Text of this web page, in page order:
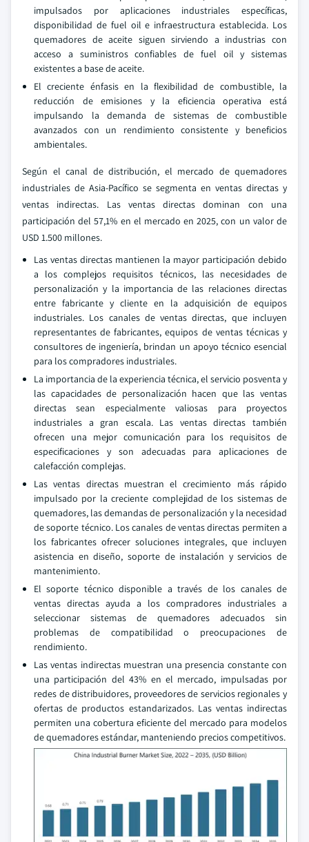
impulsados por aplicaciones industriales específicas,
disponibilidad de fuel oil e infraestructura establecida. Los
quemadores de aceite siguen sirviendo a industrias con
acceso a suministros confiables de fuel oil y sistemas
existentes a base de aceite.
El creciente énfasis en la flexibilidad de combustible, la
reducción de emisiones y la eficiencia operativa está
impulsando la demanda de sistemas de combustible
avanzados con un rendimiento consistente y beneficios
ambientales.
Según el canal de distribución, el mercado de quemadores
industriales de Asia-Pacífico se segmenta en ventas directas y
ventas indirectas. Las ventas directas dominan con una
participación del 57,1% en el mercado en 2025, con un valor de
USD 1.500 millones.
Las ventas directas mantienen la mayor participación debido
a los complejos requisitos técnicos, las necesidades de
personalización y la importancia de las relaciones directas
entre fabricante y cliente en la adquisición de equipos
industriales. Los canales de ventas directas, que incluyen
representantes de fabricantes, equipos de ventas técnicas y
consultores de ingeniería, brindan un apoyo técnico esencial
para los compradores industriales.
La importancia de la experiencia técnica, el servicio posventa y
las capacidades de personalización hacen que las ventas
directas sean especialmente valiosas para proyectos
industriales a gran escala. Las ventas directas también
ofrecen una mejor comunicación para los requisitos de
especificaciones y son adecuadas para aplicaciones de
calefacción complejas.
Las ventas directas muestran el crecimiento más rápido
impulsado por la creciente complejidad de los sistemas de
quemadores, las demandas de personalización y la necesidad
de soporte técnico. Los canales de ventas directas permiten a
los fabricantes ofrecer soluciones integrales, que incluyen
asistencia en diseño, soporte de instalación y servicios de
mantenimiento.
El soporte técnico disponible a través de los canales de
ventas directas ayuda a los compradores industriales a
seleccionar sistemas de quemadores adecuados sin
problemas de compatibilidad o preocupaciones de
rendimiento.
Las ventas indirectas muestran una presencia constante con
una participación del 43% en el mercado, impulsadas por
redes de distribuidores, proveedores de servicios regionales y
ofertas de productos estandarizados. Las ventas indirectas
permiten una cobertura eficiente del mercado para modelos
de quemadores estándar, manteniendo precios competitivos.